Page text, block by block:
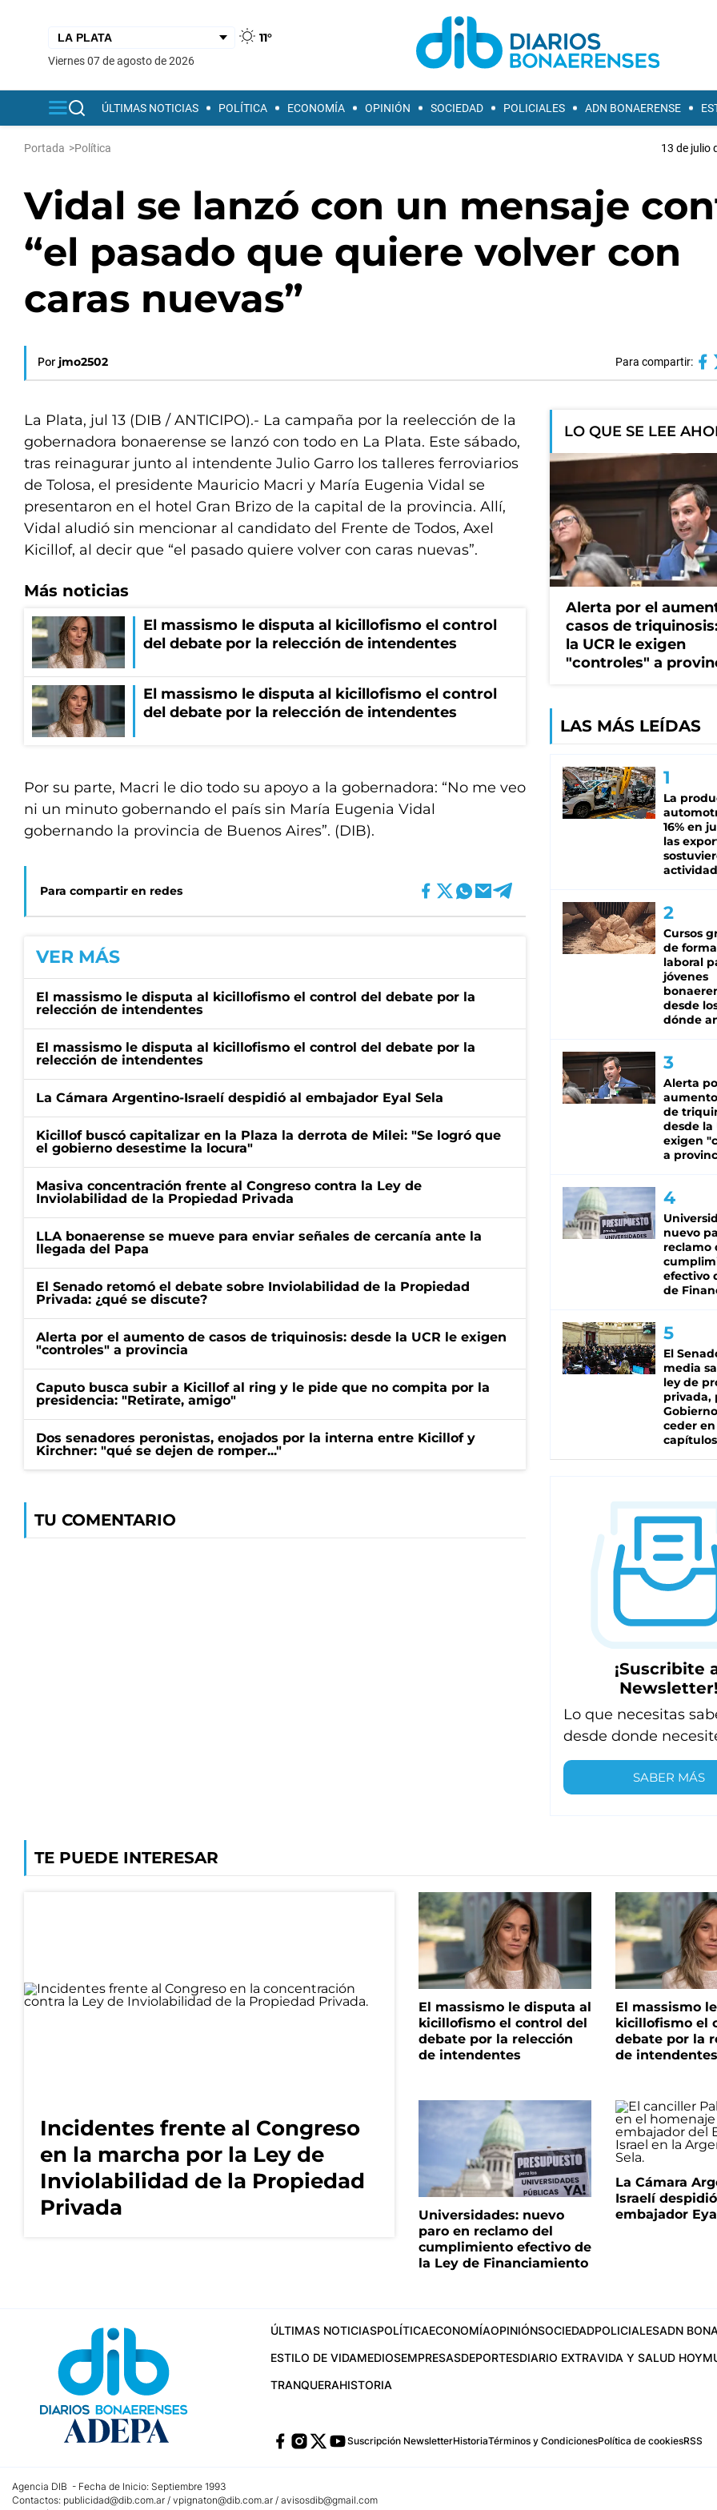
11°
viernes 07 de agosto de 2026
ÚLTIMAS NOTICIAS POLÍTICA ECONOMÍA OPINIÓN SOCIEDAD POLICIALES ADN BONAERENSE
Portada >Política 13 de julio
Vidal se lanzó con un mensaje
“el pasado que quiere volver con
caras nuevas”
Por jmo2502 Para compartir:
La Plata, jul 13 (DIB / ANTICIPO).- La campaña por la reelección de la
gobernadora bonaerense se lanzó con todo en La Plata. Este sábado,
tras reinagurar junto al intendente Julio Garro los talleres ferroviarios
de Tolosa, el presidente Mauricio Macri y María Eugenia Vidal se
presentaron en el hotel Gran Brizo de la capital de la provincia. Allí,
Vidal aludió sin mencionar al candidato del Frente de Todos, Axel
Kicillof, al decir que “el pasado quiere volver con caras nuevas”.
Más noticias
El massismo le disputa al kicillofismo el control
del debate por la relección de intendentes
El massismo le disputa al kicillofismo el control
del debate por la relección de intendentes
Por su parte, Macri le dio todo su apoyo a la gobernadora: “No me veo
ni un minuto gobernando el país sin María Eugenia Vidal
gobernando la provincia de Buenos Aires”. (DIB).
Para compartir en redes
VER MÁS
El massismo le disputa al kicillofismo el control del debate por la
relección de intendentes
El massismo le disputa al kicillofismo el control del debate por la
relección de intendentes
La Cámara Argentino-Israelí despidió al embajador Eyal Sela
Kicillof buscó capitalizar en la Plaza la derrota de Milei: "Se logró que
el gobierno desestime la locura"
Masiva concentración frente al Congreso contra la Ley de
Inviolabilidad de la Propiedad Privada
LLA bonaerense se mueve para enviar señales de cercanía ante la
llegada del Papa
El Senado retomó el debate sobre Inviolabilidad de la Propiedad
Privada: ¿qué se discute?
Alerta por el aumento de casos de triquinosis: desde la UCR le exigen
"controles" a provincia
Caputo busca subir a Kicillof al ring y le pide que no compita por la
presidencia: "Retirate, amigo"
Dos senadores peronistas, enojados por la interna entre Kicillof y
Kirchner: "qué se dejen de romper..."
TU COMENTARIO
LO QUE SE LEE
Alerta por el
casos de
la UCR le exigen
"controles" a
LAS MÁS LEÍDAS
La
16% en
las
actividad
Cursos
de
laboral
jóvenes
desde
dónde
Alerta
de
desde la
exigen
a
nuevo
reclamo
efectivo
de
El
media
ley de
privada,
ceder
capítulos
¡Suscribite
Newsletter!
Lo que necesitas
desde donde
SABER MÁS
TE PUEDE INTERESAR
Incidentes frente al Congreso
en la marcha por la Ley de
Inviolabilidad de la Propiedad
Privada
El massismo le disputa al
kicillofismo el control del
debate por la relección
de intendentes
El massismo
kicillofismo el
debate por la
de intendentes
Universidades: nuevo
paro en reclamo del
cumplimiento efectivo de
la Ley de Financiamiento
La Cámara
Israelí
embajador
ÚLTIMAS NOTICIASPOLÍTICAECONOMÍAOPINIÓNSOCIEDADPOLICIALESADN
ESTILO DE VIDAMEDIOSEMPRESASDEPORTESDIARIO EXTRAVIDA Y SALUD HOY
TRANQUERAHISTORIA
Suscripción NewsletterHistoriaTérminos y CondicionesPolítica de cookiesRSS
Agencia DIB - Fecha de Inicio: Septiembre 1993
Contactos: publicidad@dib.com.ar / vpignaton@dib.com.ar / avisosdib@gmail.com